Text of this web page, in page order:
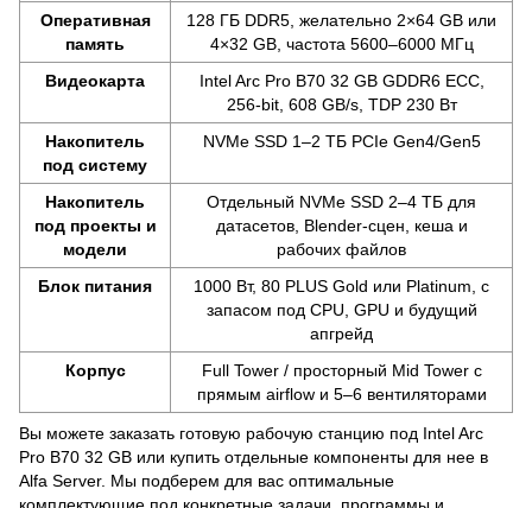
Оперативная
память
128 ГБ DDR5, желательно 2×64 GB или
4×32 GB, частота 5600–6000 МГц
Видеокарта
Intel Arc Pro B70 32 GB GDDR6 ECC,
256-bit, 608 GB/s, TDP 230 Вт
Накопитель
под систему
NVMe SSD 1–2 ТБ PCIe Gen4/Gen5
Накопитель
под проекты и
модели
Отдельный NVMe SSD 2–4 ТБ для
датасетов, Blender-сцен, кеша и
рабочих файлов
Блок питания
1000 Вт, 80 PLUS Gold или Platinum, с
запасом под CPU, GPU и будущий
апгрейд
Корпус
Full Tower / просторный Mid Tower с
прямым airflow и 5–6 вентиляторами
Вы можете заказать готовую рабочую станцию под Intel Arc
Pro B70 32 GB или купить отдельные компоненты для нее в
Alfa Server. Мы подберем для вас оптимальные
комплектующие под конкретные задачи, программы и